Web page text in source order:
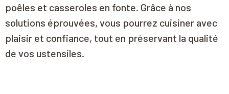
poêles et casseroles en fonte. Grâce à nos
solutions éprouvées, vous pourrez cuisiner avec
plaisir et confiance, tout en préservant la qualité
de vos ustensiles.